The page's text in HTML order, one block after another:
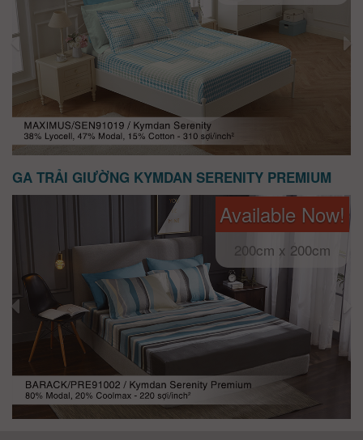
GA TRẢI GIƯỜNG KYMDAN SERENITY PREMIUM
Available Now!
200cm x 200cm